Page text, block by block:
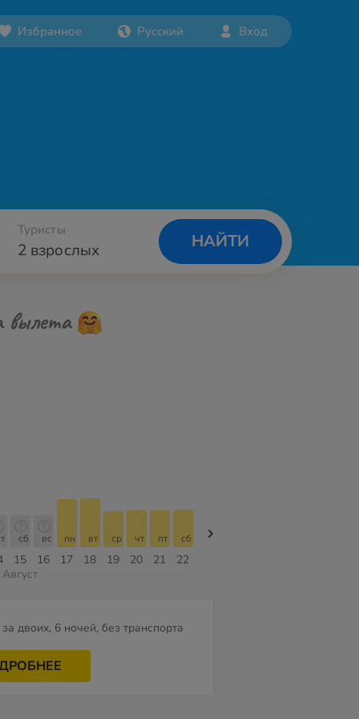
Избранное Русский Вход
2 взрослых
Туристы
НАЙТИ
вылета
15
сб
16
вс
17
пн
18
вт
19
ср
20
чт
21
пт
22
сб
Август
за двоих, 6 ночей, без транспорта